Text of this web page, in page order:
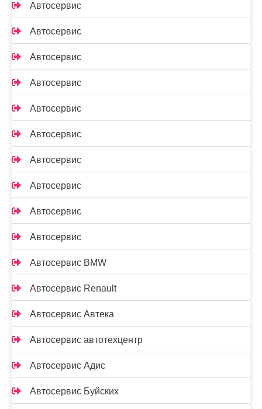
Автосервис
Автосервис
Автосервис
Автосервис
Автосервис
Автосервис
Автосервис
Автосервис
Автосервис
Автосервис
Автосервис BMW
Автосервис Renault
Автосервис Автека
Автосервис автотехцентр
Автосервис Адис
Автосервис Буйских